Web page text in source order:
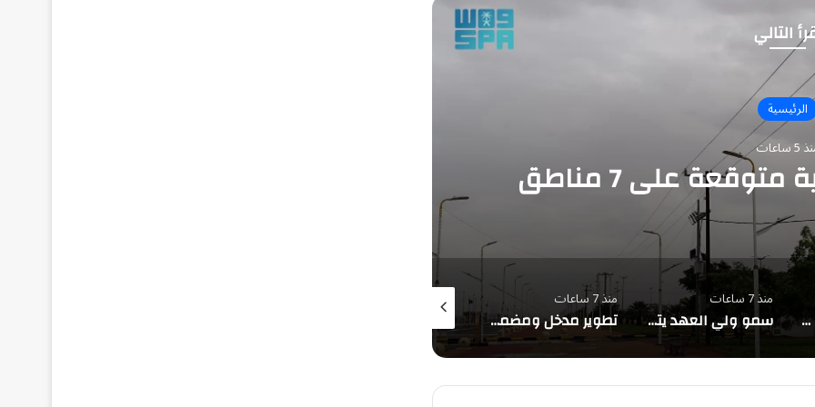
التالي
الرئيسية
على 7 مناطق
ضبط مقيم نقل 10 مخالفين لأمن الحدود بجازان
منذ 7 ساعات
سمو ولي العهد يتلقى اتصالًا هاتفيًا من الرئيس الفرنسي
منذ 7 ساعات
تطوير مدخل ومضمار مشي حي البساتين في بقيق
منذ 7 ساعات